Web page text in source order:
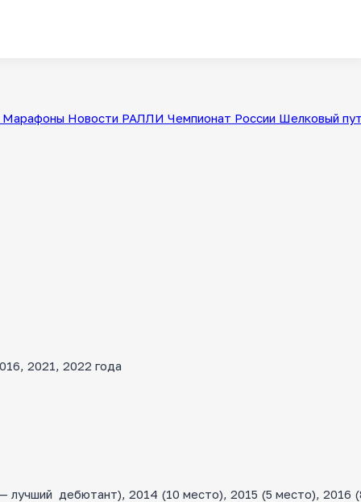
Марафоны Новости РАЛЛИ Чемпионат России Шелковый
2021, 2022 года
лучший дебютант), 2014 (10 место), 2015 (5 место), 2016